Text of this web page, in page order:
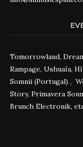
Tomorrowland,
Rampage, Ushuaïa,
Somnii (Portugal) ,
Story, Primavera
Brunch Electronik,